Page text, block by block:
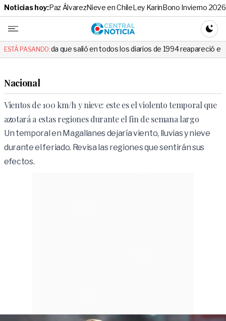
Noticias hoy:Paz ÁlvarezNieve en ChileLey KarinBono Invierno 2026
Central
ESTÁ PASANDO:
que salió en todos los diarios de 1994 reapareció e hizo llorar a todos
Nacional
Vientos de 100 km/h y nieve: este es el violento temporal que
azotará a estas regiones durante el fin de semana largo
Un temporal en Magallanes dejaría viento, lluvias y nieve
durante el feriado. Revisa las regiones que sentirán sus
efectos.